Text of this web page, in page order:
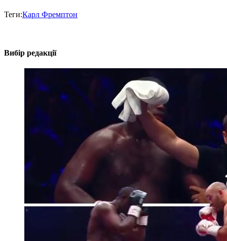
Теги:Карл Фремптон
Вибір редакції